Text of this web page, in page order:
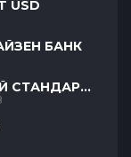
USD
БАНК
СТАНДАРТ